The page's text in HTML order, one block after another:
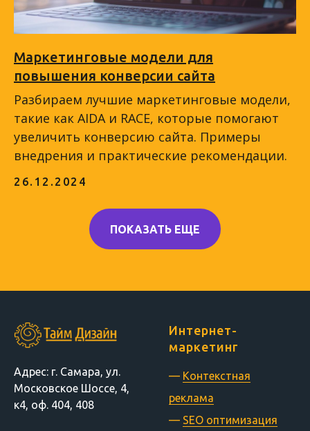
Маркетинговые модели для
повышения конверсии сайта
Разбираем лучшие маркетинговые модели,
такие как AIDA и RACE, которые помогают
увеличить конверсию сайта. Примеры
внедрения и практические рекомендации.
26.12.2024
ПОКАЗАТЬ ЕЩЕ
Адрес: г. Самара, ул.
Московское Шоссе, 4,
к4, оф. 404, 408
Интернет-
маркетинг
— Контекстная
реклама
— SEO оптимизация